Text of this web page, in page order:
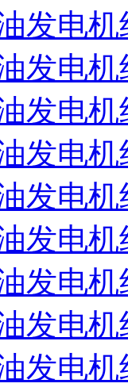
发电机
发电机
发电机
发电机
发电机
发电机
发电机
发电机
发电机